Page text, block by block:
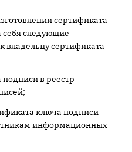
сертификата
следующие
владельцу сертификата
в реестр
ключа подписи
информационных